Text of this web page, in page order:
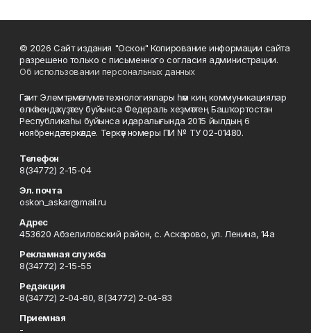
© 2026 Сайт издания "Оскон" Копирование информации сайта
разрешено только с письменного согласия администрации.
Об использовании персональных данных
Гәзит Элемтә, мәғлүмәт технологиялары һәм киң коммуникациялар
өлкәһендә күҙәтеү буйынса Федераль хеҙмәттең Башҡортостан
Республикаһы буйынса идаралығында 2015 йылдың 6
ноябрендә теркәлде. Теркәү номеры ПИ № ТУ 02-01480.
Телефон
8(34772) 2-15-04
Эл. почта
oskon_askar@mail.ru
Адрес
453620 Абзелиловский район, с. Аскарово, ул. Ленина, 14а
Рекламная служба
8(34772) 2-15-55
Редакция
8(34772) 2-04-80, 8(34772) 2-04-83
Приемная
-